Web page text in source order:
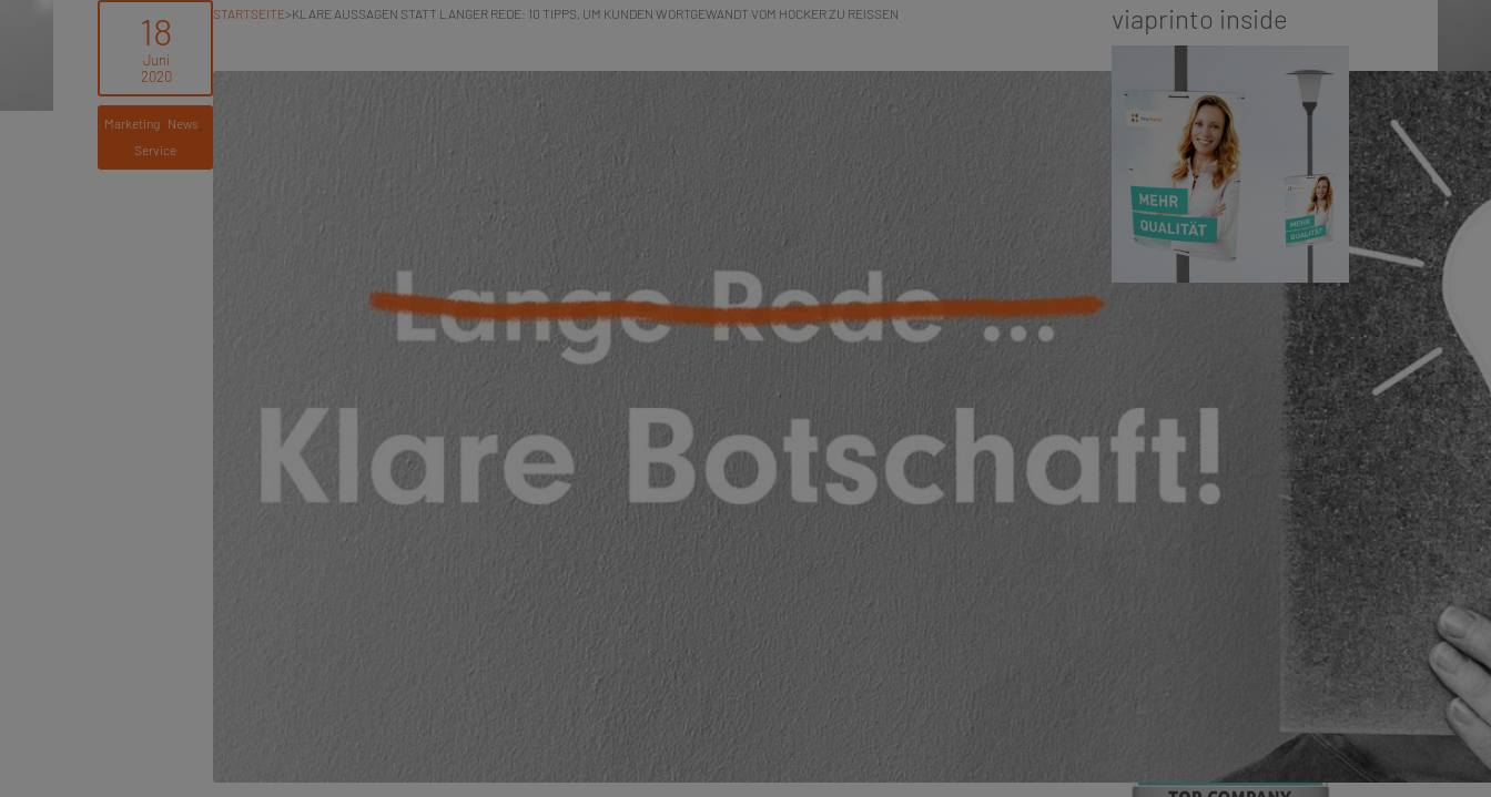
Marketing, News
Service
STARTSEITE>KLARE AUSSAGEN STATT LANGER REDE: 10 TIPPS, UM KUNDEN WORTGEWANDT VOM HOCKER ZU REISSEN viaprinto inside
Bewegung